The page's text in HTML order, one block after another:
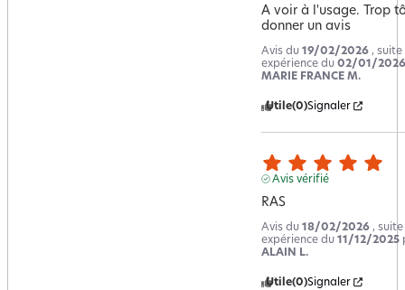
A voir à l'usage. Trop
donner un avis
Avis du 19/02/2026 , suite
expérience du 02/01/2026
MARIE FRANCE M.
Utile(0)Signaler
Avis vérifié
RAS
Avis du 18/02/2026 , suite
expérience du 11/12/2025
ALAIN L.
Utile(0)Signaler